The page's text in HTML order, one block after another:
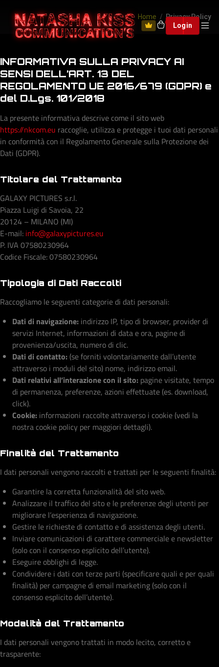
Login
Home Privacy Policy
INFORMATIVA SULLA PRIVACY AI
SENSI DELL’ART. 13 DEL
REGOLAMENTO UE 2016/679 (GDPR) e
del D.Lgs. 101/2018
La presente informativa descrive come il sito web
https://nkcom.eu raccoglie, utilizza e protegge i tuoi dati personali
in conformità con il Regolamento Generale sulla Protezione dei
Dati (GDPR).
Titolare del Trattamento
GALAXY PICTURES s.r.l.
Piazza Luigi di Savoia, 22
20124 – MILANO (MI)
E-mail: info@galaxypictures.eu
P. IVA 07580230964
Codice Fiscale: 07580230964
Tipologia di Dati Raccolti
Raccogliamo le seguenti categorie di dati personali:
Dati di navigazione: indirizzo IP, tipo di browser, provider di
servizi Internet, informazioni di data e ora, pagine di
provenienza/uscita, numero di clic.
Dati di contatto: (se forniti volontariamente dall’utente
attraverso i moduli del sito) nome, indirizzo email.
Dati relativi all’interazione con il sito: pagine visitate, tempo
di permanenza, preferenze, azioni effettuate (es. download,
click).
Cookie: informazioni raccolte attraverso i cookie (vedi la
nostra cookie policy per maggiori dettagli).
Finalità del Trattamento
I dati personali vengono raccolti e trattati per le seguenti finalità:
Garantire la corretta funzionalità del sito web.
Analizzare il traffico del sito e le preferenze degli utenti per
migliorare l’esperienza di navigazione.
Gestire le richieste di contatto e di assistenza degli utenti.
Inviare comunicazioni di carattere commerciale e newsletter
(solo con il consenso esplicito dell’utente).
Eseguire obblighi di legge.
Condividere i dati con terze parti (specificare quali e per quali
finalità) per campagne di email marketing (solo con il
consenso esplicito dell’utente).
Modalità del Trattamento
I dati personali vengono trattati in modo lecito, corretto e
trasparente: